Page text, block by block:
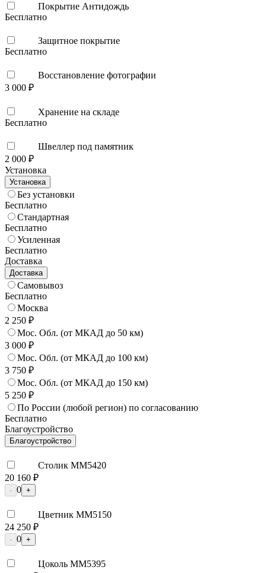
Покрытие Антидождь
Бесплатно
Защитное покрытие
Бесплатно
Восстановление фотографии
3 000 ₽
Хранение на складе
Бесплатно
Швеллер под памятник
2 000 ₽
Установка
Установка
Без установки
Бесплатно
Стандартная
Бесплатно
Усиленная
Бесплатно
Доставка
Доставка
Самовывоз
Бесплатно
Москва
2 250 ₽
Мос. Обл. (от МКАД до 50 км)
3 000 ₽
Мос. Обл. (от МКАД до 100 км)
3 750 ₽
Мос. Обл. (от МКАД до 150 км)
5 250 ₽
По России (любой регион) по согласованию
Бесплатно
Благоустройство
Благоустройство
Столик ММ5420
20 160 ₽
- 0 +
Цветник ММ5150
24 250 ₽
- 0 +
Цоколь ММ5395